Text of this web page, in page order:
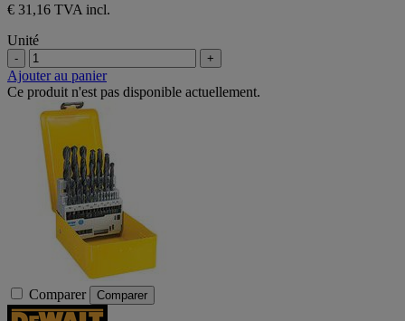
€ 31,16 TVA incl.
Unité
- +
Ajouter au panier
Ce produit n'est pas disponible actuellement.
Comparer Comparer